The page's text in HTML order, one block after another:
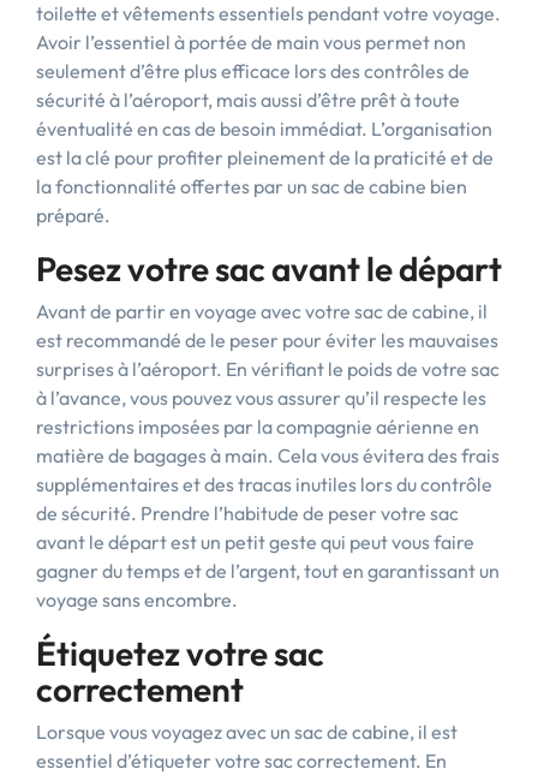
toilette et vêtements essentiels pendant votre voyage.
Avoir l’essentiel à portée de main vous permet non
seulement d’être plus efficace lors des contrôles de
sécurité à l’aéroport, mais aussi d’être prêt à toute
éventualité en cas de besoin immédiat. L’organisation
est la clé pour profiter pleinement de la praticité et de
la fonctionnalité offertes par un sac de cabine bien
préparé.
Pesez votre sac avant le départ
Avant de partir en voyage avec votre sac de cabine, il
est recommandé de le peser pour éviter les mauvaises
surprises à l’aéroport. En vérifiant le poids de votre sac
à l’avance, vous pouvez vous assurer qu’il respecte les
restrictions imposées par la compagnie aérienne en
matière de bagages à main. Cela vous évitera des frais
supplémentaires et des tracas inutiles lors du contrôle
de sécurité. Prendre l’habitude de peser votre sac
avant le départ est un petit geste qui peut vous faire
gagner du temps et de l’argent, tout en garantissant un
voyage sans encombre.
Étiquetez votre sac
correctement
Lorsque vous voyagez avec un sac de cabine, il est
essentiel d’étiqueter votre sac correctement. En